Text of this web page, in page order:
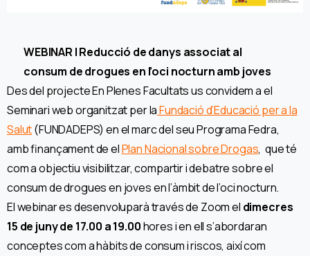
WEBINAR | Reducció de danys associat al
consum de drogues en l’oci nocturn amb joves
Des del projecte En Plenes Facultats us convidem a el
Seminari web organitzat per laFundació d’Educació per a la
Salut(FUNDADEPS) en el marc del seu Programa Fedra,
amb finançament de elPlan Nacional sobre Drogas, que té
com a objectiu visibilitzar, compartir i debatre sobre el
consum de drogues en joves en l’àmbit de l’oci nocturn.
El webinar es desenvoluparà través de Zoom el dimecres
15 de juny de 17.00 a 19.00hores i en ell s’abordaran
conceptes com a hàbits de consum i riscos, així com